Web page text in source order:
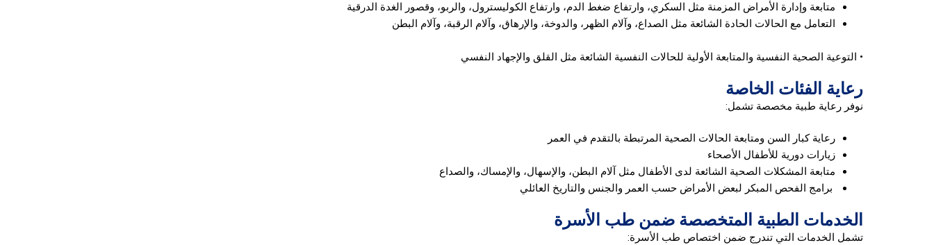
متابعة وإدارة الأمراض المزمنة مثل السكري، وارتفاع ضغط الدم، وارتفاع الكوليسترول، والربو، وقصور الغدة الدرقية
التعامل مع الحالات الحادة الشائعة مثل الصداع، وآلام الظهر، والدوخة، والإرهاق، وآلام الرقبة، وآلام البطن
• التوعية الصحية النفسية والمتابعة الأولية للحالات النفسية الشائعة مثل القلق والإجهاد النفسي
رعاية الفئات الخاصة
نوفر رعاية طبية مخصصة تشمل:
رعاية كبار السن ومتابعة الحالات الصحية المرتبطة بالتقدم في العمر
زيارات دورية للأطفال الأصحاء
متابعة المشكلات الصحية الشائعة لدى الأطفال مثل آلام البطن، والإسهال، والإمساك، والصداع
برامج الفحص المبكر لبعض الأمراض حسب العمر والجنس والتاريخ العائلي
الخدمات الطبية المتخصصة ضمن طب الأسرة
تشمل الخدمات التي تندرج ضمن اختصاص طب الأسرة: